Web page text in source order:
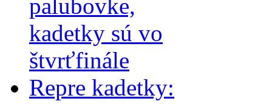
palubovke,
kadetky sú vo
štvrťfinále
Repre kadetky: